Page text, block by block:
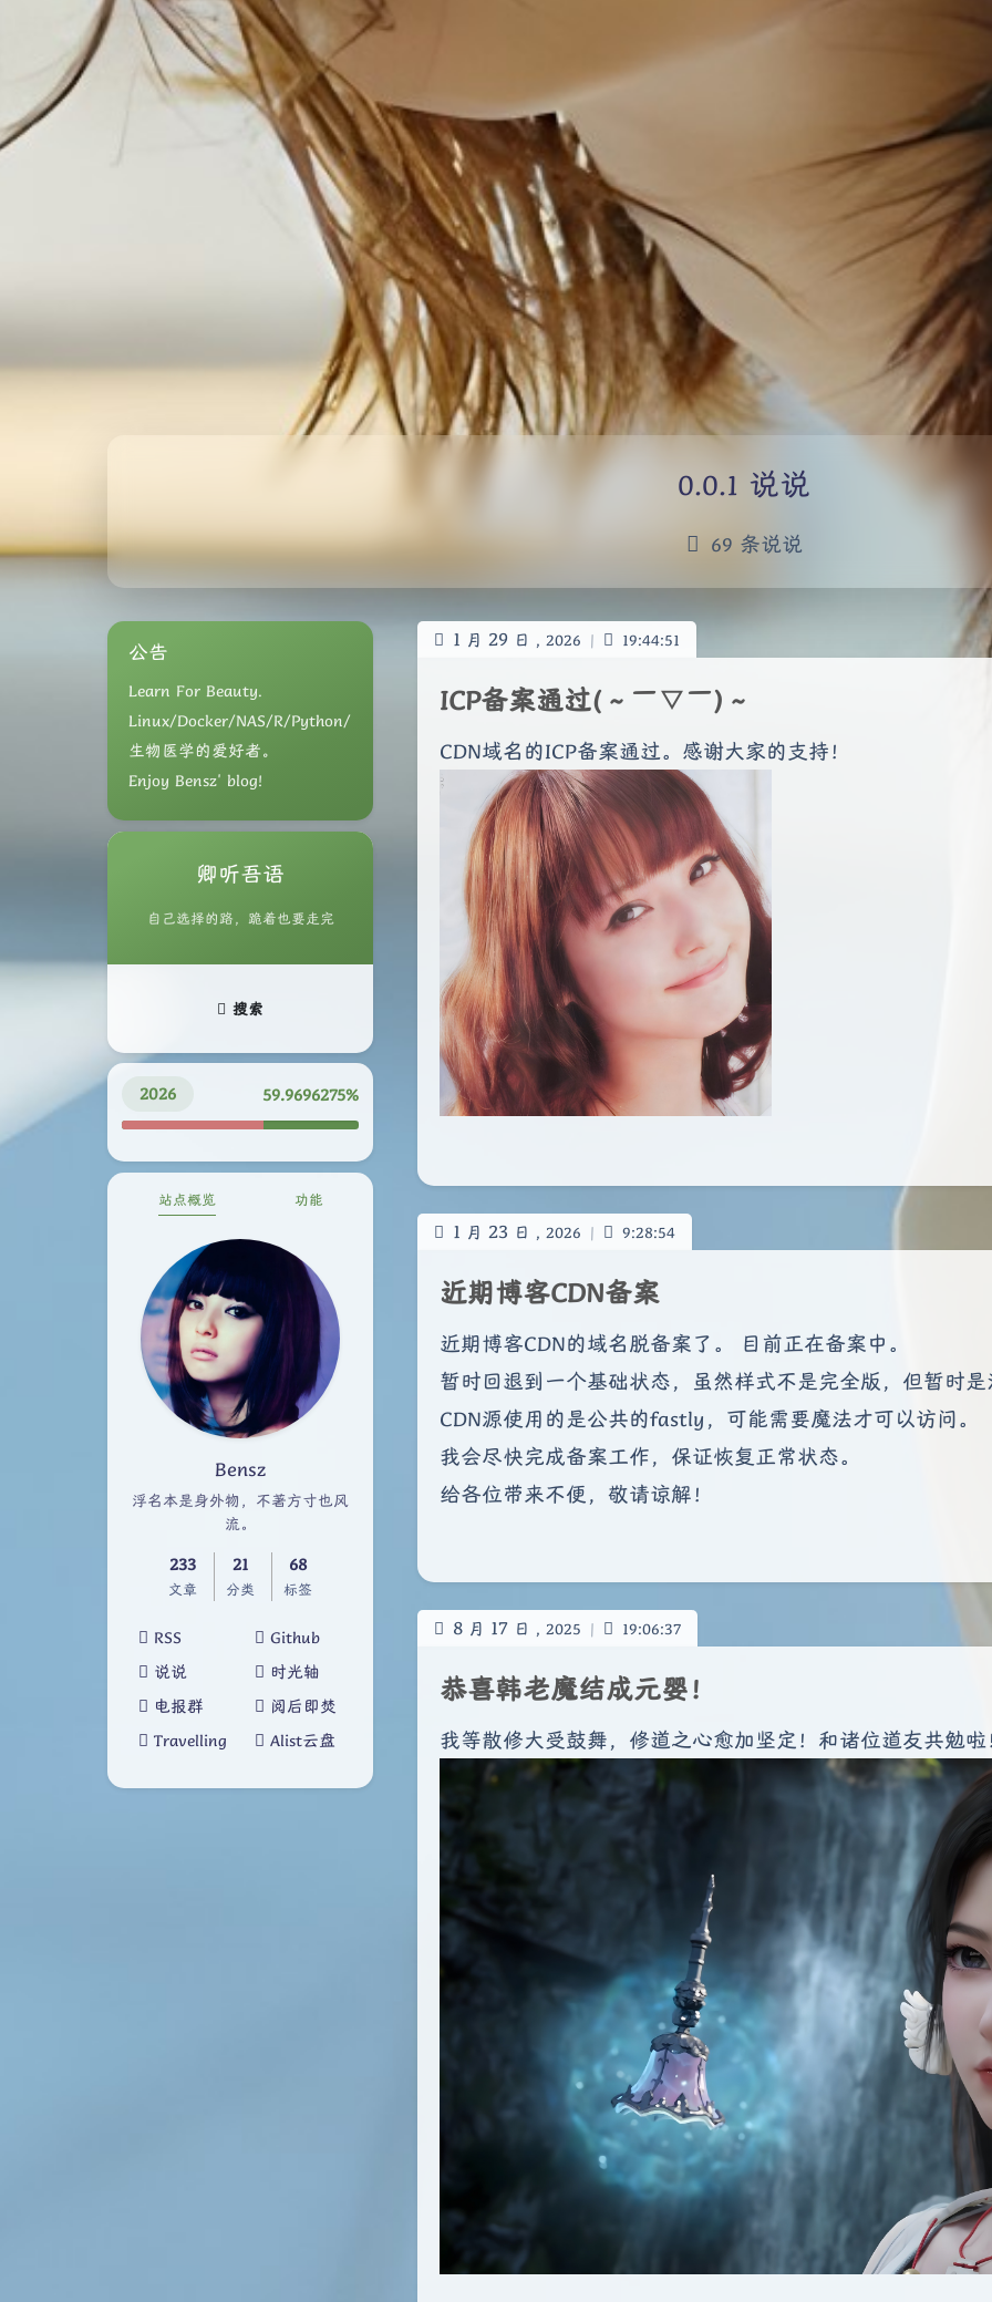
说说
69 条说说
公告
Learn For Beauty.
Linux/Docker/NAS/R/Python/
生物医学的爱好者。
Enjoy Bensz' blog!
卿听吾语
自己选择的路，跪着也要走完
搜索
2026 59.9696434%
站点概览 功能
Bensz
浮名本是身外物，不著方寸也风
流。
233
文章
21
分类
68
标签
RSS
Github
说说
时光轴
电报群
阅后即焚
Travelling
Alist云盘
1 月 29 日 , 2026 | 19:44:51
ICP备案通过(～￣▽￣)～
CDN域名的ICP备案通过。感谢大家的支持！
1 月 23 日 , 2026 | 9:28:54
近期博客CDN备案
近期博客CDN的域名脱备案了。 目前正在备案中。
暂时回退到一个基础状态，虽然样式不是完全版，但暂时
CDN源使用的是公共的fastly，可能需要魔法才可以访问。
我会尽快完成备案工作，保证恢复正常状态。
给各位带来不便，敬请谅解！
8 月 17 日 , 2025 | 19:06:37
恭喜韩老魔结成元婴！
我等散修大受鼓舞，修道之心愈加坚定！和诸位道友共勉啦